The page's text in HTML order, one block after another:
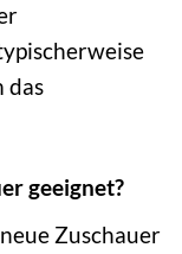
das
geeignet?
Zuschauer